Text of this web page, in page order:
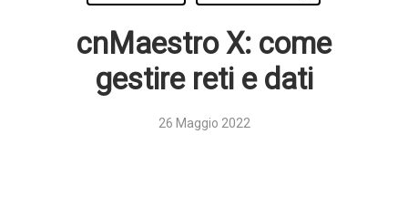
cnMaestro X: come
gestire reti e dati
26 Maggio 2022